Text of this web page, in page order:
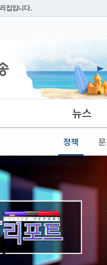
집입니다.
사용하고 있다면 아래 URL에서 도
뉴스
정책